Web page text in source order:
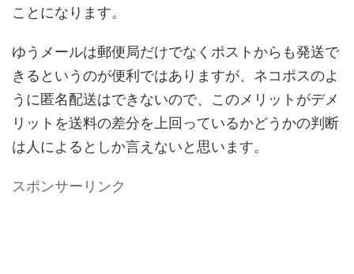
ことになります。
ゆうメールは郵便局だけでなくポストからも発送で
きるというのが便利ではありますが、ネコポスのよ
うに匿名配送はできないので、このメリットがデメ
リットを送料の差分を上回っているかどうかの判断
は人によるとしか言えないと思います。
スポンサーリンク